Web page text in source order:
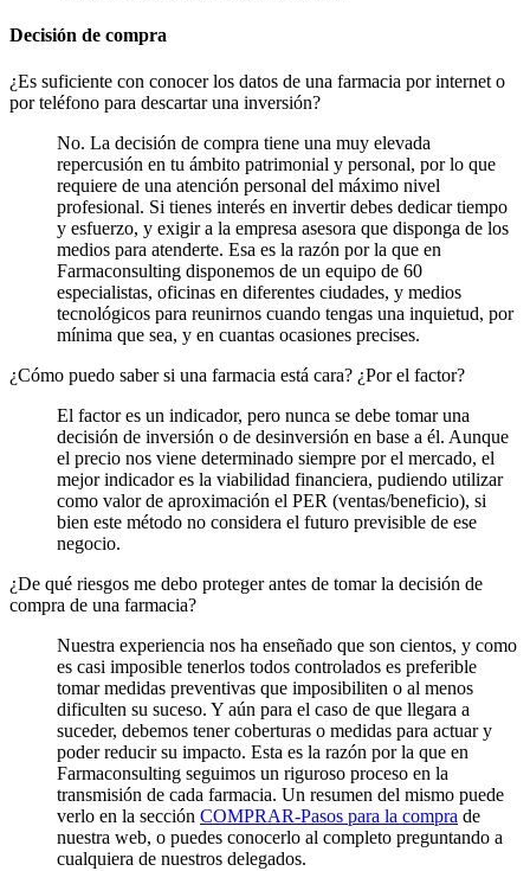
Decisión de compra
¿Es suficiente con conocer los datos de una farmacia por internet o
por teléfono para descartar una inversión?
No. La decisión de compra tiene una muy elevada
repercusión en tu ámbito patrimonial y personal, por lo que
requiere de una atención personal del máximo nivel
profesional. Si tienes interés en invertir debes dedicar tiempo
y esfuerzo, y exigir a la empresa asesora que disponga de los
medios para atenderte. Esa es la razón por la que en
Farmaconsulting disponemos de un equipo de 60
especialistas, oficinas en diferentes ciudades, y medios
tecnológicos para reunirnos cuando tengas una inquietud, por
mínima que sea, y en cuantas ocasiones precises.
¿Cómo puedo saber si una farmacia está cara? ¿Por el factor?
El factor es un indicador, pero nunca se debe tomar una
decisión de inversión o de desinversión en base a él. Aunque
el precio nos viene determinado siempre por el mercado, el
mejor indicador es la viabilidad financiera, pudiendo utilizar
como valor de aproximación el PER (ventas/beneficio), si
bien este método no considera el futuro previsible de ese
negocio.
¿De qué riesgos me debo proteger antes de tomar la decisión de
compra de una farmacia?
Nuestra experiencia nos ha enseñado que son cientos, y como
es casi imposible tenerlos todos controlados es preferible
tomar medidas preventivas que imposibiliten o al menos
dificulten su suceso. Y aún para el caso de que llegara a
suceder, debemos tener coberturas o medidas para actuar y
poder reducir su impacto. Esta es la razón por la que en
Farmaconsulting seguimos un riguroso proceso en la
transmisión de cada farmacia. Un resumen del mismo puede
verlo en la sección COMPRAR-Pasos para la compra de
nuestra web, o puedes conocerlo al completo preguntando a
cualquiera de nuestros delegados.